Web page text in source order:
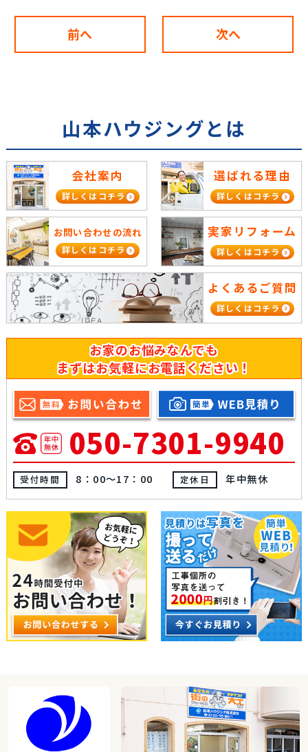
前へ 次へ
山本ハウジングとは
会社案内
詳しくはコチラ
選ばれる理由
詳しくはコチラ
お問い合わせの流れ
詳しくはコチラ
実家リフォーム
詳しくはコチラ
よくあるご質問
詳しくはコチラ
お家のお悩みなんでも
まずはお気軽にお電話ください！
050-7301-9940
受付時間 8：00～17：00 定休日 年中無休